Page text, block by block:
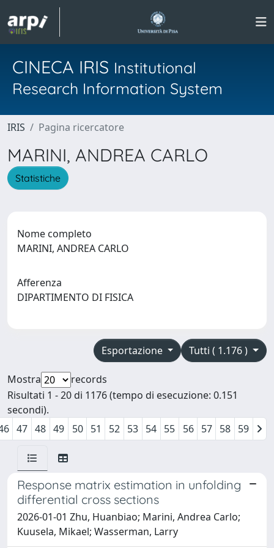
CINECA IRIS Institutional
Research Information System
IRIS Pagina ricercatore
MARINI, ANDREA CARLO
Statistiche
Nome completo
MARINI, ANDREA CARLO
Afferenza
DIPARTIMENTO DI FISICA
Tutti ( 1.176 )
Esportazione
Mostra
records
Risultati 1 - 20 di 1176 (tempo di esecuzione: 0.151
secondi).
47 48 49 50 51 52 53 54 55 56 57 58 59
Response matrix estimation in unfolding
differential cross sections
2026-01-01 Zhu, Huanbiao; Marini, Andrea Carlo;
Kuusela, Mikael; Wasserman, Larry